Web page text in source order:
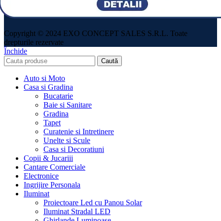
Copyright © 2024 EXO CONCEPT SALES S.R.L. Toate
drepturile rezervate
Închide
Caută
Auto si Moto
Casa si Gradina
Bucatarie
Baie si Sanitare
Gradina
Tapet
Curatenie si Intretinere
Unelte si Scule
Casa si Decoratiuni
Copii & Jucariii
Cantare Comerciale
Electronice
Ingrijire Personala
Iluminat
Proiectoare Led cu Panou Solar
Iluminat Stradal LED